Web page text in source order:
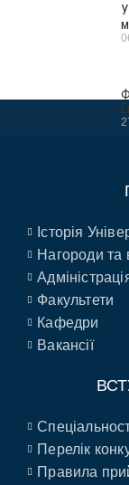
Історія
Нагороди та
Факультети
Кафедри
Вакансії
Перелік
Правила